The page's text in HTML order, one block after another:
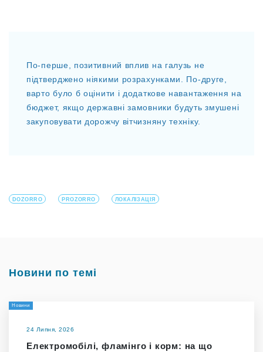
По-перше, позитивний вплив на галузь не
підтверджено ніякими розрахунками. По-друге,
варто було б оцінити і додаткове навантаження на
бюджет, якщо державні замовники будуть змушені
закуповувати дорожчу вітчизняну техніку.
DOZORRO PROZORRO ЛОКАЛІЗАЦІЯ
Новини по темі
Новини
24 Липня, 2026
Електромобілі, фламінго і корм: на що